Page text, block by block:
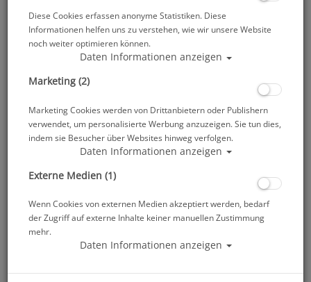
M&M Basisteil mit Haken & Pfeife - Rot
Artikelnr.: mum-33002RD
Diese Cookies erfassen anonyme Statistiken. Diese
Informationen helfen uns zu verstehen, wie wir unsere Website
noch weiter optimieren können.
Daten Informationen anzeigen
Marketing (2)
Marketing Cookies werden von Drittanbietern oder Publishern
verwendet, um personalisierte Werbung anzuzeigen. Sie tun dies,
indem sie Besucher über Websites hinweg verfolgen.
Daten Informationen anzeigen
Externe Medien (1)
Wenn Cookies von externen Medien akzeptiert werden, bedarf
der Zugriff auf externe Inhalte keiner manuellen Zustimmung
mehr.
Daten Informationen anzeigen